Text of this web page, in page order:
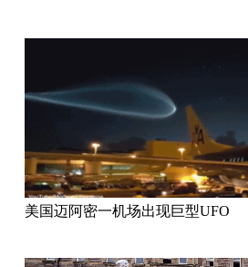
美国迈阿密一机场出现巨型UFO